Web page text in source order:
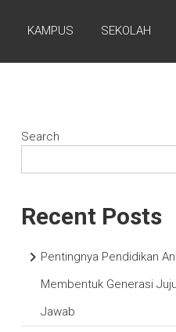
KAMPUS SEKOLAH
Search
Recent Posts
Pentingnya Pendidikan
Membentuk Generasi
Jawab